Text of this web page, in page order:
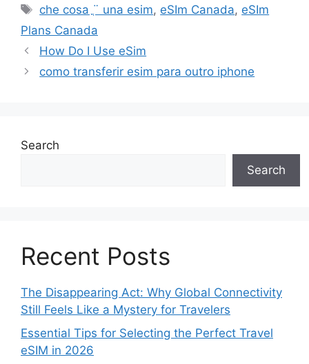
Tags
che cosa ֳ¨ una esim, eSIm Canada, eSIm
Plans Canada
How Do I Use eSim
como transferir esim para outro iphone
Search
Search
Recent Posts
The Disappearing Act: Why Global Connectivity
Still Feels Like a Mystery for Travelers
Essential Tips for Selecting the Perfect Travel
eSIM in 2026